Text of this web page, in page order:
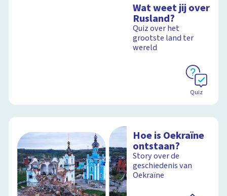
Wat weet jij over
Rusland?
Quiz over het
grootste land ter
wereld
Quiz
Hoe is Oekraïne
ontstaan?
Story over de
geschiedenis van
Oekraïne